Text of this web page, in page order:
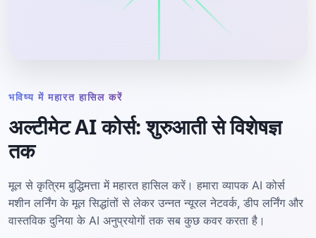
भविष्य में महारत हासिल करें
अल्टीमेट AI कोर्स: शुरुआती से विशेषज्ञ
तक
मूल से कृत्रिम बुद्धिमत्ता में महारत हासिल करें। हमारा व्यापक AI कोर्स
मशीन लर्निंग के मूल सिद्धांतों से लेकर उन्नत न्यूरल नेटवर्क, डीप लर्निंग और
वास्तविक दुनिया के AI अनुप्रयोगों तक सब कुछ कवर करता है।